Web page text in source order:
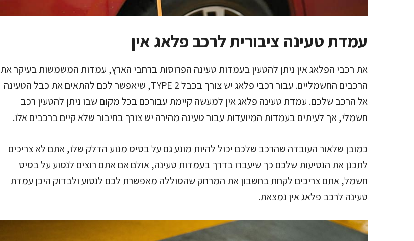
עמדת טעינה ציבורית לרכב פלאג אין
את רכבי הפלאג אין ניתן להטעין בעמדות טעינה הפרוסות ברחבי הארץ, עמדות המשמשות בעיקר את
הרכבים החשמליים. עבור רכבי פלאג יש צורך בכבל TYPE 2, שיאפשר לכם להתאים את כבל הטעינה
אל הרכב שלכם. עמדת טעינה פלאג אין למעשה קיימת עבורכם בכל מקום שבו ניתן להטעין רכב
חשמלי, אך לעיתים בעמדות המיועדות עבור טעינה מהירה יש צורך בחיבור שלא קיים ברכבים אלו.
כמובן שלאור העובדה שהרכב שלכם יכול להיות מונע גם על בסיס מנוע הדלק שלו, אתם לא צריכים
לתכנן את הנסיעות שלכם כך שיעברו בדרך בעמדות טעינה, אולם אם אתם רוצים לנסוע על בסיס
חשמל, אתם צריכים לקחת בחשבון את המרחק שהסוללה מאפשרת לכם לנסוע ולבדוק היכן עמדת
טעינה לרכב פלאג אין נמצאת.